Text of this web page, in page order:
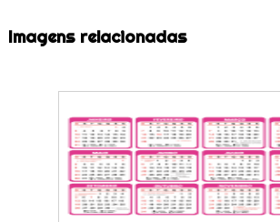
Imagens relacionadas